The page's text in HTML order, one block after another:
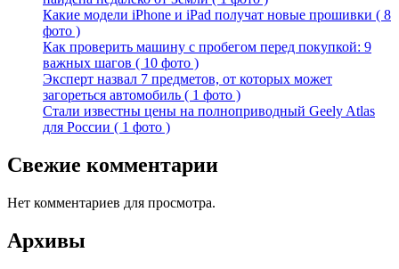
Какие модели iPhone и iPad получат новые прошивки ( 8
фото )
Как проверить машину с пробегом перед покупкой: 9
важных шагов ( 10 фото )
Эксперт назвал 7 предметов, от которых может
загореться автомобиль ( 1 фото )
Стали известны цены на полноприводный Geely Atlas
для России ( 1 фото )
Свежие комментарии
Нет комментариев для просмотра.
Архивы